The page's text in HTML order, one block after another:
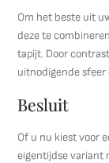
Om het beste uit
deze te
tapijt. Door
uitnodigende
Besluit
Of u nu kiest voor
eigentijdse variant